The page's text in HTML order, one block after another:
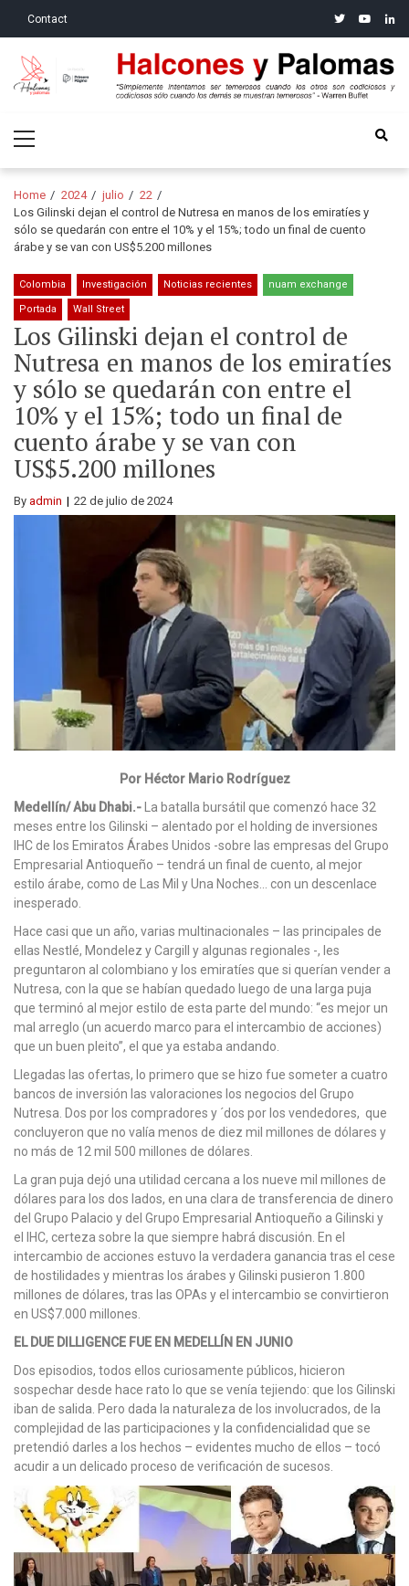
Contact twitteryoutube
Halcones y Palomas
Menu
Home 2024 julio
22
Los Gilinski dejan el control de Nutresa en manos de los emiratíes y
sólo se quedarán con entre el 10% y el 15%; todo un final de cuento
árabe y se van con US$5.200 millones
Colombia Investigación Noticias recientes nuam exchange
Portada Wall Street
Los Gilinski dejan el control de
Nutresa en manos de los emiratíes
y sólo se quedarán con entre el
10% y el 15%; todo un final de
cuento árabe y se van con
US$5.200 millones
By admin 22 de julio de 2024
Por Héctor Mario Rodríguez
Medellín/ Abu Dhabi.-
La batalla bursátil que comenzó hace 32
meses entre los Gilinski – alentado por el holding de inversiones
IHC de los Emiratos Árabes Unidos -sobre las empresas del Grupo
Empresarial Antioqueño – tendrá un final de cuento, al mejor
estilo árabe, como de Las Mil y Una Noches… con un descenlace
inesperado.
Hace casi que un año, varias multinacionales – las principales de
ellas Nestlé, Mondelez y Cargill y algunas regionales -, les
preguntaron al colombiano y los emiratíes que si querían vender a
Nutresa, con la que se habían quedado luego de una larga puja
que terminó al mejor estilo de esta parte del mundo: “es mejor un
mal arreglo (un acuerdo marco para el intercambio de acciones)
que un buen pleito”, el que ya estaba andando.
Llegadas las ofertas, lo primero que se hizo fue someter a cuatro
bancos de inversión las valoraciones los negocios del Grupo
Nutresa. Dos por los compradores y ´dos por los vendedores, que
concluyeron que no valía menos de diez mil millones de dólares y
no más de 12 mil 500 millones de dólares.
La gran puja dejó una utilidad cercana a los nueve mil millones de
dólares para los dos lados, en una clara de transferencia de dinero
del Grupo Palacio y del Grupo Empresarial Antioqueño a Gilinski y
el IHC, certeza sobre la que siempre habrá discusión. En el
intercambio de acciones estuvo la verdadera ganancia tras el cese
de hostilidades y mientras los árabes y Gilinski pusieron 1.800
millones de dólares, tras las OPAs y el intercambio se convirtieron
en US$7.000 millones.
EL DUE DILLIGENCE FUE EN MEDELLÍN EN JUNIO
Dos episodios, todos ellos curiosamente públicos, hicieron
sospechar desde hace rato lo que se venía tejiendo: que los Gilinski
iban de salida. Pero dada la naturaleza de los involucrados, de la
complejidad de las participaciones y la confidencialidad que se
pretendió darles a los hechos – evidentes mucho de ellos – tocó
acudir a un delicado proceso de verificación de sucesos.